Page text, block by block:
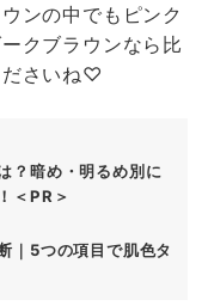
ンの中でもピンク
クブラウンなら比
ださいね♡
？暗め・明るめ別に
＜PR＞
｜5つの項目で肌色タ